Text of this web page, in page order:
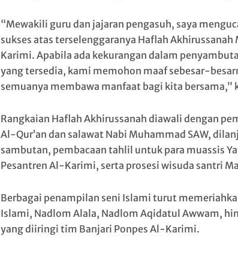
“Mewakili guru dan jajaran pengasuh, saya
sukses atas terselenggaranya Haflah Akhirussanah
Karimi. Apabila ada kekurangan dalam
yang tersedia, kami memohon maaf sebesar-
semuanya membawa manfaat bagi kita bersama,”
Rangkaian Haflah Akhirussanah diawali dengan
Al-Qur’an dan salawat Nabi Muhammad SAW,
sambutan, pembacaan tahlil untuk para muassis
Pesantren Al-Karimi, serta prosesi wisuda santri
Berbagai penampilan seni Islami turut
Islami, Nadlom Alala, Nadlom Aqidatul Awwam,
yang diiringi tim Banjari Ponpes Al-Karimi.